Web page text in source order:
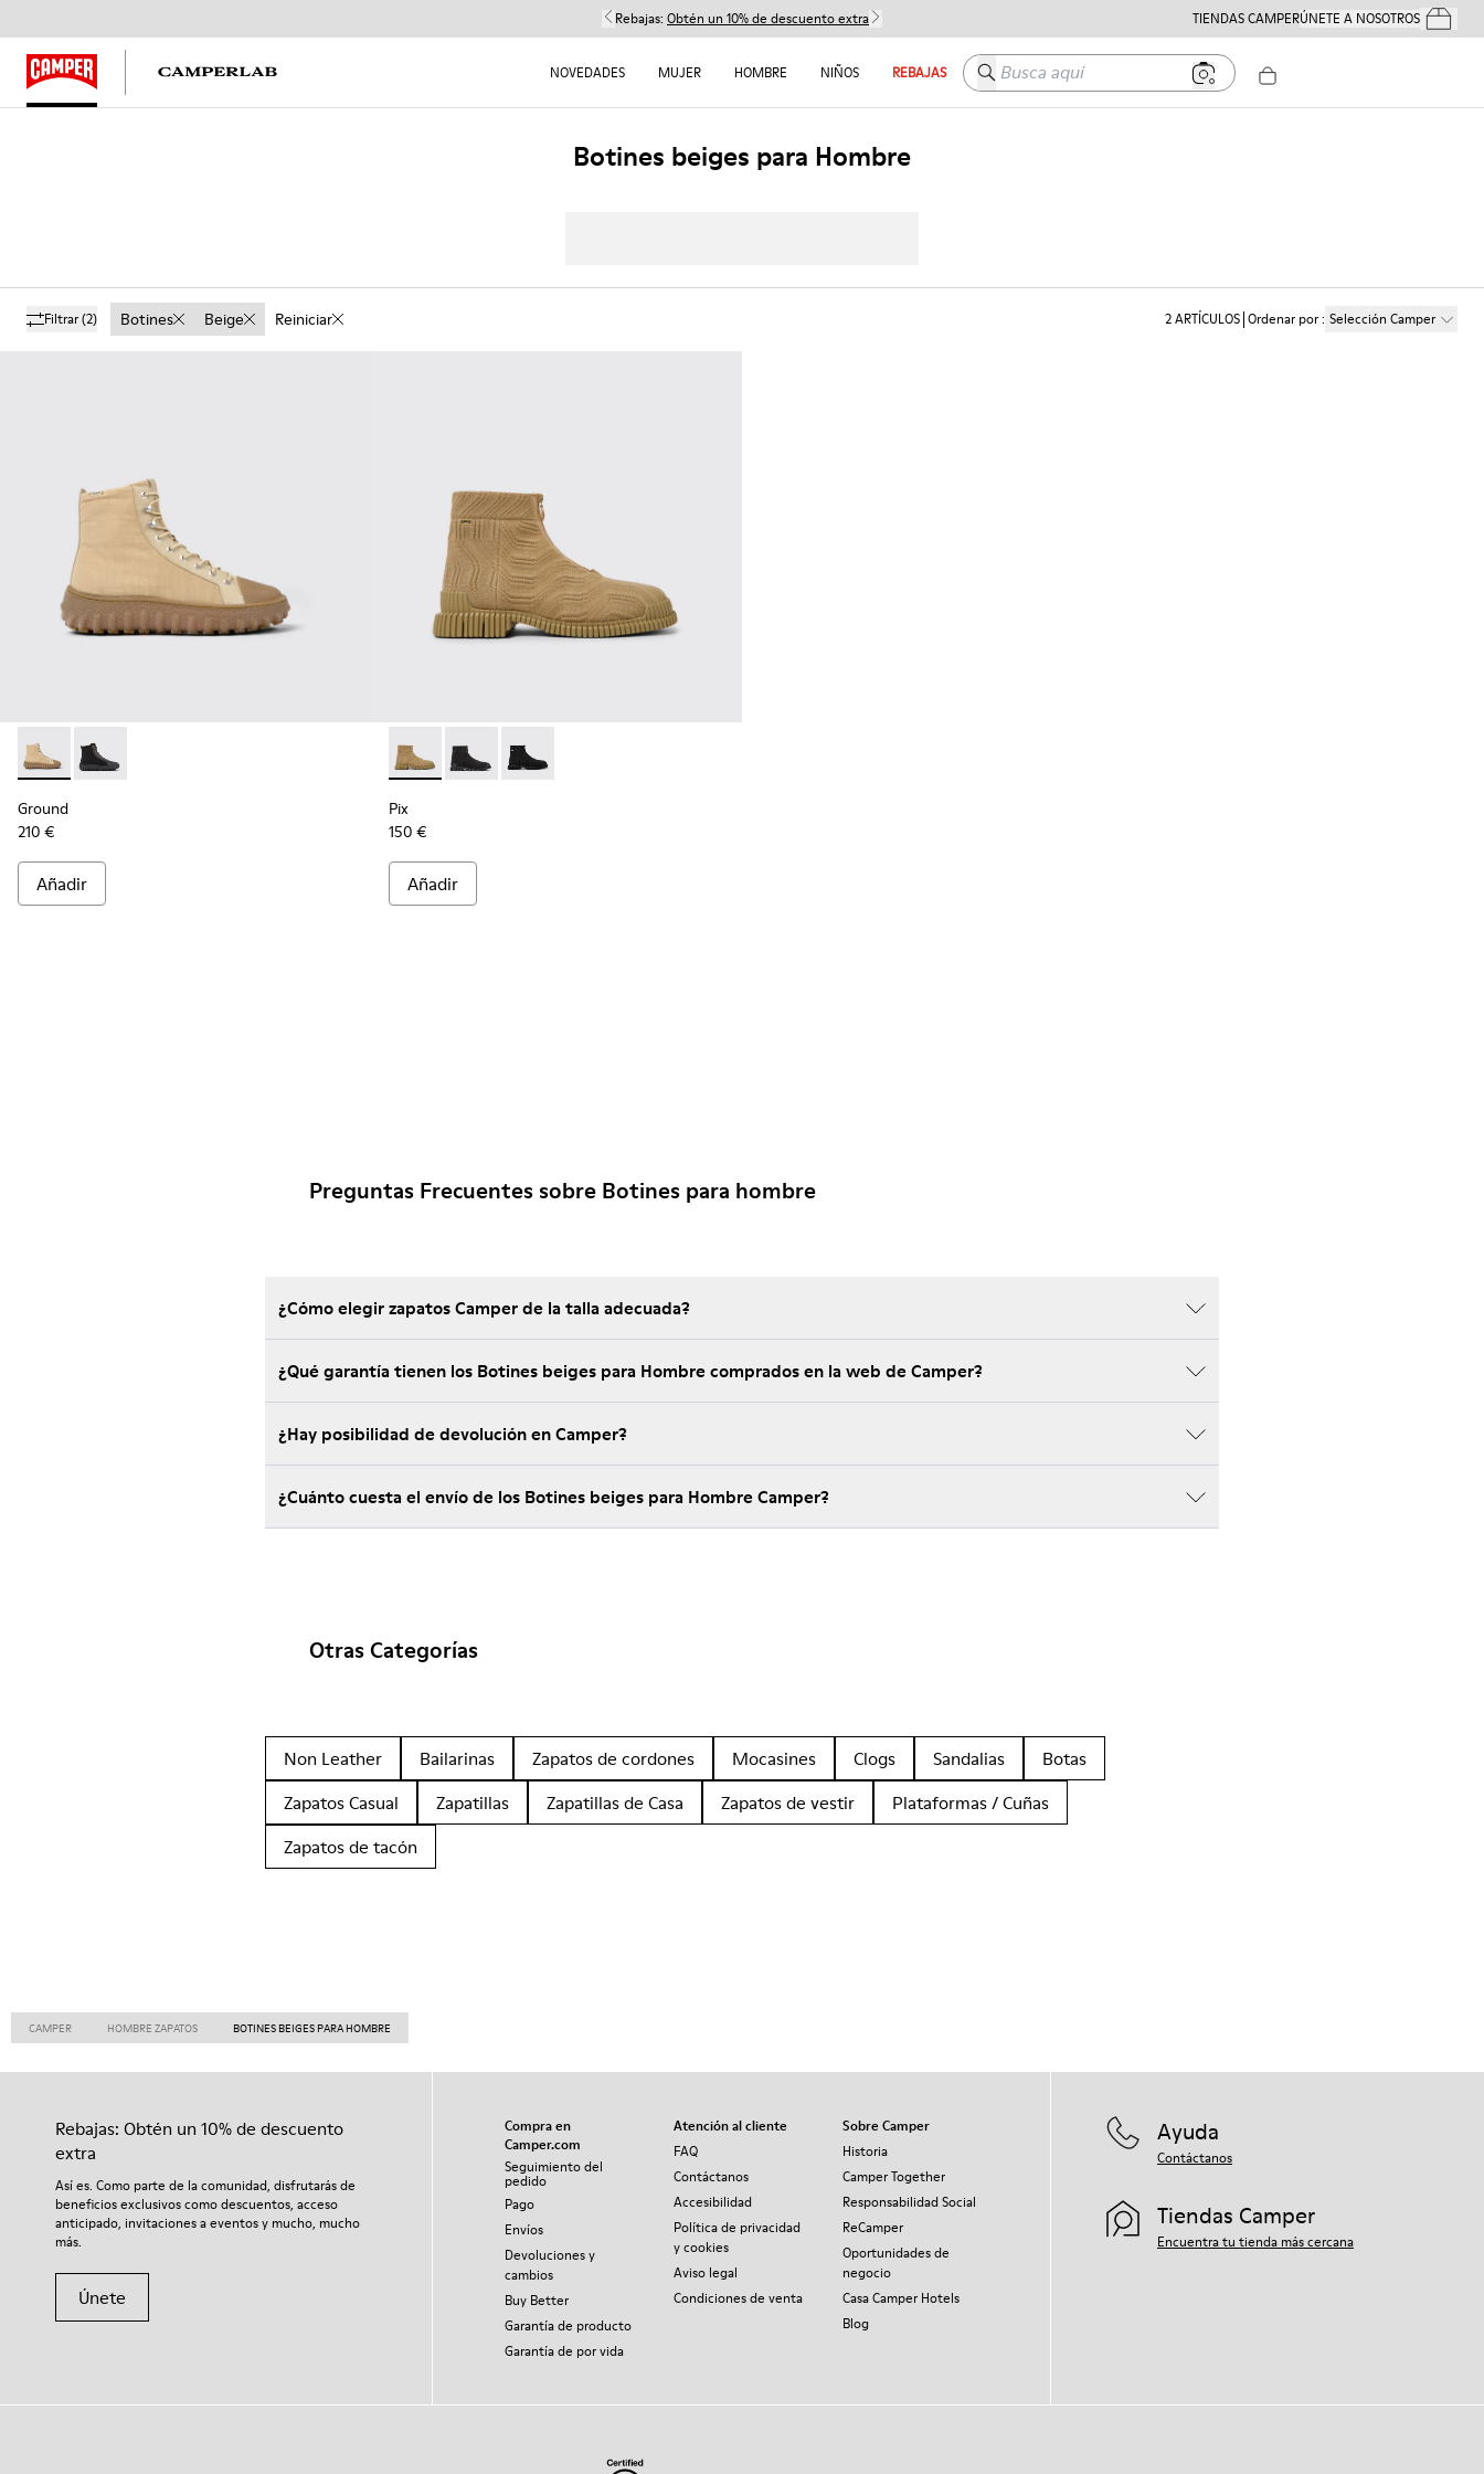
Rebajas: Obtén un 10% de descuento extra TIENDAS CAMPERÚNETE A NOSOTROSTus
NOVEDADES MUJER HOMBRE NIÑOS REBAJAS Busca aquí
Botines beiges para Hombre
Filtrar(2) Botines Beige Reiniciar 2ARTÍCULOS Ordenar por: Selección Camper
Ground - K300405-010 - Botines beiges de tejido y piel para hombre
Ground - K300405-011
Ground
210 €
Añadir
Pix - K300262-014 - Botines beige para hombre
Pix - K300262-017
Pix - K300262-009
Pix
150 €
Añadir
Preguntas Frecuentes sobre Botines para hombre
¿Cómo elegir zapatos Camper de la talla adecuada?
¿Qué garantía tienen los Botines beiges para Hombre comprados en la web de Camper?
¿Hay posibilidad de devolución en Camper?
¿Cuánto cuesta el envío de los Botines beiges para Hombre Camper?
Otras Categorías
Non Leather Bailarinas Zapatos de cordones Mocasines Clogs Sandalias
Botas
Zapatos Casual
Zapatillas Zapatillas de Casa Zapatos de vestir
Plataformas / Cuñas
Zapatos de tacón
CAMPER HOMBRE ZAPATOS BOTINES BEIGES PARA HOMBRE
Rebajas: Obtén un 10% de descuento
extra
Así es. Como parte de la comunidad, disfrutarás de
beneficios exclusivos como descuentos, acceso
anticipado, invitaciones a eventos y mucho, mucho
más.
Únete
Compra en
Camper.com
Seguimiento del
pedido
Pago
Envíos
Devoluciones y
cambios
Buy Better
Garantía de producto
Garantía de por vida
Atención al cliente
FAQ
Contáctanos
Accesibilidad
Política de privacidad
y cookies
Aviso legal
Condiciones de venta
Sobre Camper
Historia
Camper Together
Responsabilidad Social
ReCamper
Oportunidades de
negocio
Casa Camper Hotels
Blog
Ayuda
Contáctanos
Tiendas Camper
Encuentra tu tienda más cercana